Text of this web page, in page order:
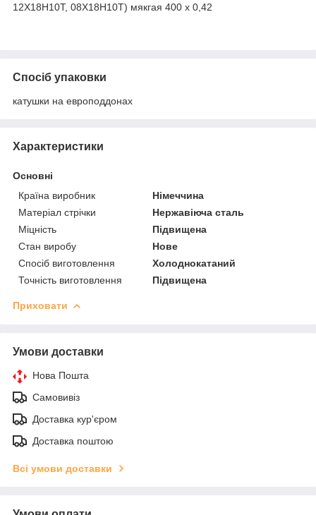
12Х18Н10Т, 08Х18Н10Т) мякгая 400 х 0,42
Спосіб упаковки
катушки на европоддонах
Характеристики
Основні
Країна виробник
Німеччина
Матеріал стрічки
Нержавіюча сталь
Міцність
Підвищена
Стан виробу
Нове
Спосіб виготовлення
Холоднокатаний
Точність виготовлення
Підвищена
Приховати
Умови доставки
Нова Пошта
Самовивіз
Доставка кур'єром
Доставка поштою
Всі умови доставки